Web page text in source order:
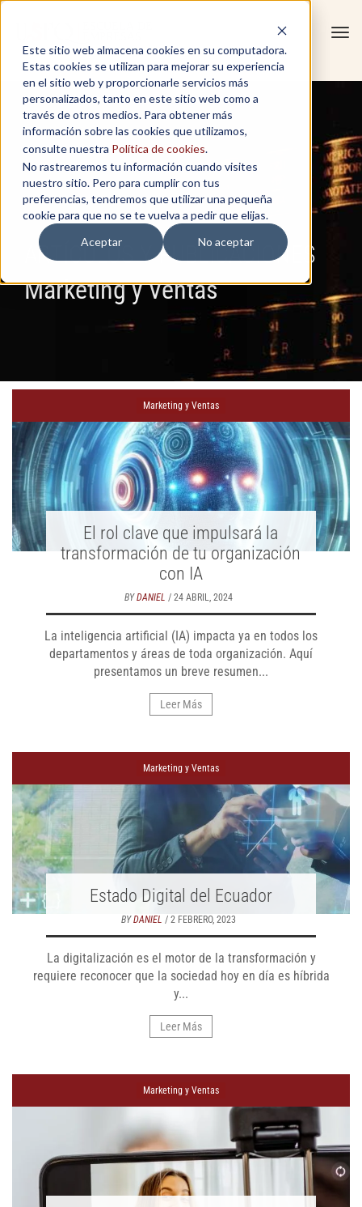
Este sitio web almacena cookies en su computadora.
Estas cookies se utilizan para mejorar su experiencia
en el sitio web y proporcionarle servicios más
personalizados, tanto en este sitio web como a
través de otros medios. Para obtener más
información sobre las cookies que utilizamos,
consulte nuestra Política de cookies.
No rastrearemos tu información cuando visites
nuestro sitio. Pero para cumplir con tus
preferencias, tendremos que utilizar una pequeña
cookie para que no se te vuelva a pedir que elijas.
Aceptar
No aceptar
ARTÍCULOS Y PUBLICACIONES
Marketing y Ventas
Marketing y Ventas
El rol clave que impulsará la
transformación de tu organización
con IA
BYDANIEL / 24 ABRIL, 2024
La inteligencia artificial (IA) impacta ya en todos los
departamentos y áreas de toda organización. Aquí
presentamos un breve resumen...
Leer Más
Marketing y Ventas
Estado Digital del Ecuador
BYDANIEL / 2 FEBRERO, 2023
La digitalización es el motor de la transformación y
requiere reconocer que la sociedad hoy en día es híbrida
y...
Leer Más
Marketing y Ventas